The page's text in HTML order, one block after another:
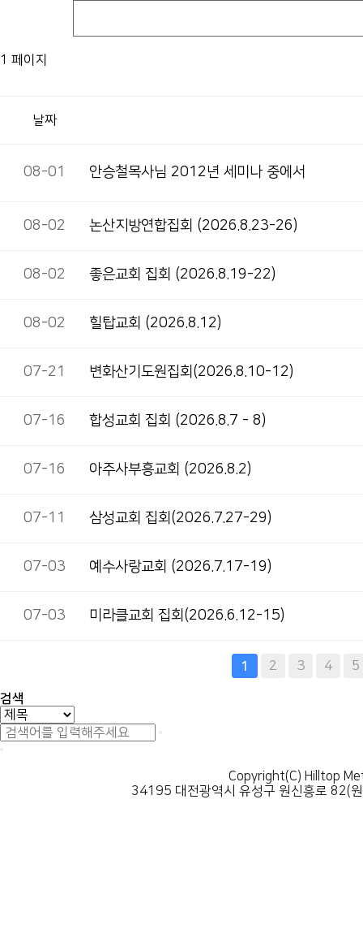
1 페이지
날짜
08-01 안승철목사님 2012년 세미나 중에서
08-02 논산지방연합집회 (2026.8.23-26)
08-02 좋은교회 집회 (2026.8.19-22)
08-02 힐탑교회 (2026.8.12)
07-21 변화산기도원집회(2026.8.10-12)
07-16 합성교회 집회 (2026.8.7 - 8)
07-16 아주사부흥교회 (2026.8.2)
07-11 삼성교회 집회(2026.7.27-29)
07-03 예수사랑교회 (2026.7.17-19)
07-03 미라클교회 집회(2026.6.12-15)
1 2 3 4 5
검색
Copyright(C) Hilltop
34195 대전광역시 유성구 원신흥로